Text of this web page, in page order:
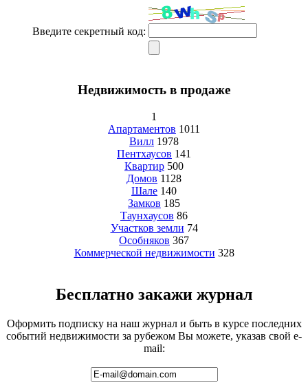
Введите секретный код:
Недвижимость в продаже
1
Апартаментов 1011
Вилл 1978
Пентхаусов 141
Квартир 500
Домов 1128
Шале 140
Замков 185
Таунхаусов 86
Участков земли 74
Особняков 367
Коммерческой недвижимости 328
Бесплатно закажи журнал
Оформить подписку на наш журнал и быть в курсе последних
событий недвижимости за рубежом Вы можете, указав свой e-
mail: